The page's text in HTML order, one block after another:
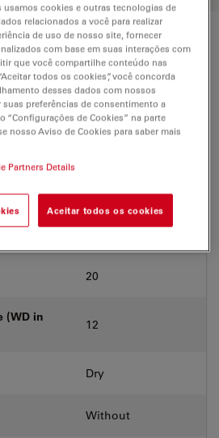
11506228
With & without
20
(WD in
12
Dry
Without
cookies e outras tecnologias de
relacionados a você para realizar
de uso de nosso site, fornecer
com base em suas interações com
que você compartilhe conteúdo nas
todos os cookies”, você concorda
desses dados com nossos
suas preferências de consentimento a
“Configurações de Cookies” na parte
nosso Aviso de Cookies para saber mais
Partners Details
Aceitar todos os cookies